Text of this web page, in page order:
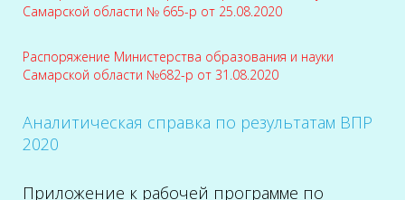
Самарской области № 665-р от 25.08.2020
Распоряжение Министерства образования и науки
Самарской области №682-р от 31.08.2020
Аналитическая справка по результатам ВПР
2020
Приложение к рабочей программе по